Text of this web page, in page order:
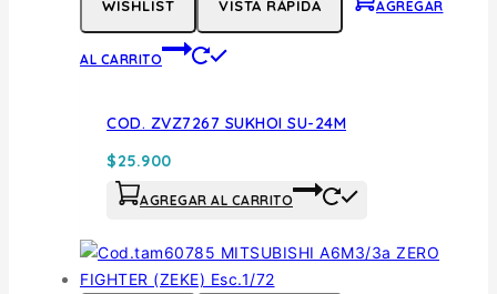
WISHLIST VISTA RÁPIDA AGREGAR
AL CARRITO
COD. ZVZ7267 SUKHOI SU-24M
$25.900
AGREGAR AL CARRITO